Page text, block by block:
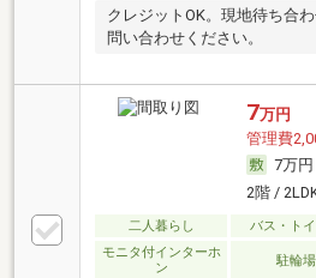
クレジットOK。現地待ち合
問い合わせください。
7万円
管理費
7万円
2階 /
二人暮らし バス・ト
モニタ付インターホ
ン
駐輪場